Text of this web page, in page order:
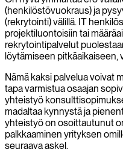
(henkilöstövuokraus) ja
(rekrytointi) välillä. IT
projektiluontoisiin tai
rekrytointipalvelut
löytämiseen
Nämä kaksi palvelua voivat
tapa varmistua osaajan
yhteistyö
madaltaa kynnystä ja
yhteistyö on osoittautunut
palkkaaminen yrityksen
seuraava askel.